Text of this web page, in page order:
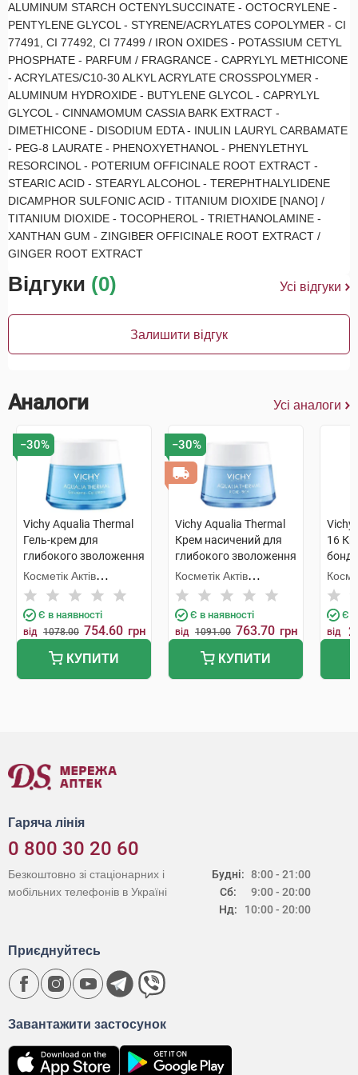
ALUMINUM STARCH OCTENYLSUCCINATE - OCTOCRYLENE -
PENTYLENE GLYCOL - STYRENE/ACRYLATES COPOLYMER - CI
77491, CI 77492, CI 77499 / IRON OXIDES - POTASSIUM CETYL
PHOSPHATE - PARFUM / FRAGRANCE - CAPRYLYL METHICONE
- ACRYLATES/C10-30 ALKYL ACRYLATE CROSSPOLYMER -
ALUMINUM HYDROXIDE - BUTYLENE GLYCOL - CAPRYLYL
GLYCOL - CINNAMOMUM CASSIA BARK EXTRACT -
DIMETHICONE - DISODIUM EDTA - INULIN LAURYL CARBAMATE
- PEG-8 LAURATE - PHENOXYETHANOL - PHENYLETHYL
RESORCINOL - POTERIUM OFFICINALE ROOT EXTRACT -
STEARIC ACID - STEARYL ALCOHOL - TEREPHTHALYLIDENE
DICAMPHOR SULFONIC ACID - TITANIUM DIOXIDE [NANO] /
TITANIUM DIOXIDE - TOCOPHEROL - TRIETHANOLAMINE -
XANTHAN GUM - ZINGIBER OFFICINALE ROOT EXTRACT /
GINGER ROOT EXTRACT
Відгуки (0) Усі відгуки
Залишити відгук
Аналоги Усі аналоги
−30%
Vichy Aqualia Thermal
Гель-крем для
глибокого зволоження
для нормальної та
комбінованої
зневодненої шкіри 50
мл 1 банка
Косметік Актів
Інтернаціональ
Є в наявності
від 1078.00 754.60 грн
КУПИТИ
−30%
Vichy Aqualia Thermal
Крем насичений для
глибокого зволоження
для сухої та дуже сухої
зневодненої шкіри 50
мл 1 банка
Косметік Актів
Інтернаціональ
Є в наявності
від 1091.00 763.70 грн
КУПИТИ
Vichy
16
Є в
від
Гаряча лінія
0 800 30 20 60
Будні:
Сб:
Нд:
8:00 - 21:00
9:00 - 20:00
10:00 - 20:00
Безкоштовно зі стаціонарних і
мобільних телефонів в Україні
Завантажити застосунок
Приєднуйтесь